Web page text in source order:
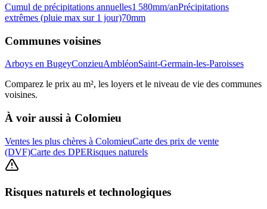
Cumul de précipitations annuelles1 580mm/anPrécipitations
extrêmes (pluie max sur 1 jour)70mm
Communes voisines
Arboys en BugeyConzieuAmbléonSaint-Germain-les-Paroisses
Comparez le prix au m², les loyers et le niveau de vie des communes
voisines.
À voir aussi à Colomieu
Ventes les plus chères à ColomieuCarte des prix de vente
(DVF)Carte des DPERisques naturels
Risques naturels et technologiques